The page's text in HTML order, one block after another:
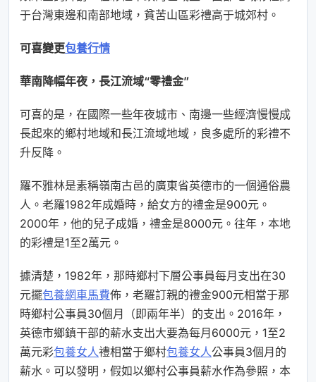
于台灣東邊和南部地域，貧苦山區彩禮高于城郊村。
可喜變更包養行情
華南降幅年夜，長江流域“零禮金”
可喜的是，在國際一些年夜城市、南邊一些經濟慢慢成
長起來的鄉村地域和長江流域地域，良多處所的彩禮不
升反降。
羅不雅林是素稱嶺南古邑的廣東省英德市的一個通俗農
人。老羅1982年成婚時，給女方的禮金是900元。
2000年，他的兒子成婚，禮金是8000元。往年，本地
的彩禮是1至2萬元。
據清楚，1982年，那時鄉村下層公事員每月支出在30
元擺包養網車馬費佈，老羅訂親的禮金900元相當于那
時鄉村公事員30個月（即兩年半）的支出。2016年，
英德市鄉鎮干部的薪水支出大要為每月6000元，1至2
萬元彩包養女人禮相當于鄉村包養女人公事員3個月的
薪水。可以發明，假如以鄉村公事員薪水作為參照，本